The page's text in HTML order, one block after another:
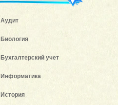
Аудит
Биология
Бухгалтерский учет
Информатика
История